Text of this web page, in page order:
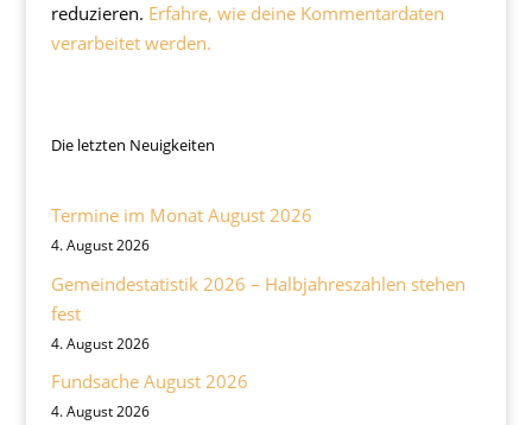
reduzieren. Erfahre, wie deine Kommentardaten
verarbeitet werden.
Die letzten Neuigkeiten
Termine im Monat August 2026
4. August 2026
Gemeindestatistik 2026 – Halbjahreszahlen stehen
fest
4. August 2026
Fundsache August 2026
4. August 2026